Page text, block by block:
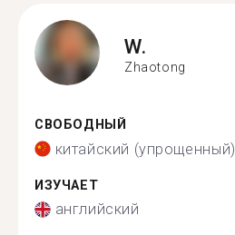
W.
Zhaotong
СВОБОДНЫЙ
китайский (упрощенный)
ИЗУЧАЕТ
английский